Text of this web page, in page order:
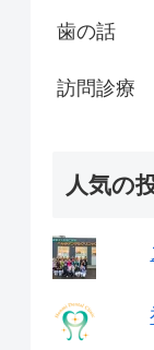
歯の話
訪問診療
人気の